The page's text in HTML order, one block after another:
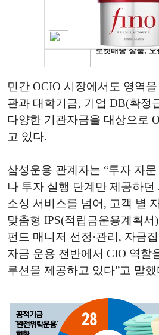
민간 OCIO 시장에서도 영역
관과 대학기금, 기업 DB(확정
다양한 기관자금을 대상으로
고 있다.
삼성운용 관계자는 “투자 자
나 투자 실행 단계만 제공하
소싱 서비스를 넘어, 고객 별
맞춤형 IPS(적립금운용계획
펀드 매니저 선정·관리, 자금
자금 운용 전반에서 CIO 역할
루션을 제공하고 있다”고 말했